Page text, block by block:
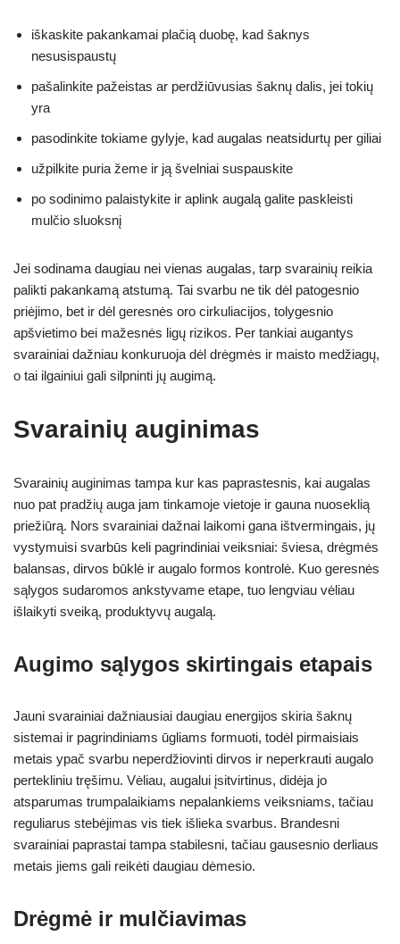
iškaskite pakankamai plačią duobę, kad šaknys
nesusispaustų
pašalinkite pažeistas ar perdžiūvusias šaknų dalis, jei tokių
yra
pasodinkite tokiame gylyje, kad augalas neatsidurtų per giliai
užpilkite puria žeme ir ją švelniai suspauskite
po sodinimo palaistykite ir aplink augalą galite paskleisti
mulčio sluoksnį
Jei sodinama daugiau nei vienas augalas, tarp svarainių reikia
palikti pakankamą atstumą. Tai svarbu ne tik dėl patogesnio
priėjimo, bet ir dėl geresnės oro cirkuliacijos, tolygesnio
apšvietimo bei mažesnės ligų rizikos. Per tankiai augantys
svarainiai dažniau konkuruoja dėl drėgmės ir maisto medžiagų,
o tai ilgainiui gali silpninti jų augimą.
Svarainių auginimas
Svarainių auginimas tampa kur kas paprastesnis, kai augalas
nuo pat pradžių auga jam tinkamoje vietoje ir gauna nuoseklią
priežiūrą. Nors svarainiai dažnai laikomi gana ištvermingais, jų
vystymuisi svarbūs keli pagrindiniai veiksniai: šviesa, drėgmės
balansas, dirvos būklė ir augalo formos kontrolė. Kuo geresnės
sąlygos sudaromos ankstyvame etape, tuo lengviau vėliau
išlaikyti sveiką, produktyvų augalą.
Augimo sąlygos skirtingais etapais
Jauni svarainiai dažniausiai daugiau energijos skiria šaknų
sistemai ir pagrindiniams ūgliams formuoti, todėl pirmaisiais
metais ypač svarbu neperdžiovinti dirvos ir neperkrauti augalo
pertekliniu tręšimu. Vėliau, augalui įsitvirtinus, didėja jo
atsparumas trumpalaikiams nepalankiems veiksniams, tačiau
reguliarus stebėjimas vis tiek išlieka svarbus. Brandesni
svarainiai paprastai tampa stabilesni, tačiau gausesnio derliaus
metais jiems gali reikėti daugiau dėmesio.
Drėgmė ir mulčiavimas